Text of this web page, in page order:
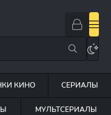
КИНО СЕРИАЛЫ
МУЛЬТСЕРИАЛЫ